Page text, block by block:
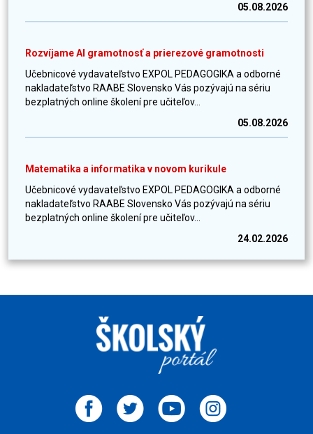
05.08.2026
Rozvíjame AI gramotnosť a prierezové gramotnosti
Učebnicové vydavateľstvo EXPOL PEDAGOGIKA a odborné
nakladateľstvo RAABE Slovensko Vás pozývajú na sériu
bezplatných online školení pre učiteľov...
05.08.2026
Matematika a informatika v novom kurikule
Učebnicové vydavateľstvo EXPOL PEDAGOGIKA a odborné
nakladateľstvo RAABE Slovensko Vás pozývajú na sériu
bezplatných online školení pre učiteľov...
24.02.2026